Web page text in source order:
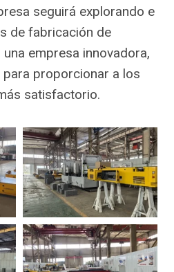
seguirá explorando e
de fabricación de
empresa innovadora,
proporcionar a los
satisfactorio.